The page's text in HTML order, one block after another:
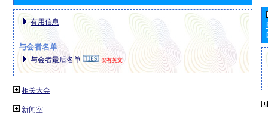
有用信息
与会者名单
与会者最后名单 仅有英文
相关大会
新闻室